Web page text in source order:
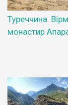
Туреччина.
монастир